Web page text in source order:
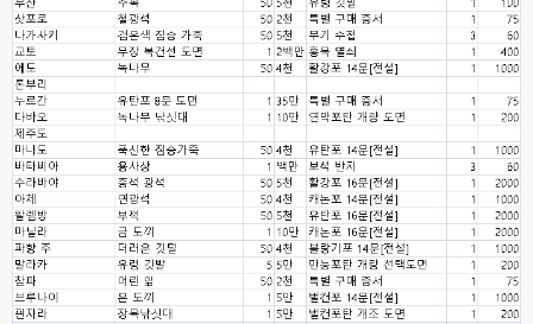
고게임77 00:05
이거 아직 xe1인가용
esils 00:06
네
esils 00:06
이쪽 사이트는 웹호스팅 php5.5버전쪽 ,,
고게임77 00:06
라이믹스나 xe1이나 똑같은거같은데용 ㅎ-ㅎ;;; 중요한 데이트가있으면 옴기
기 골치 아프긴 한데 전 갈아업고 넘어가서
고게임77 00:06